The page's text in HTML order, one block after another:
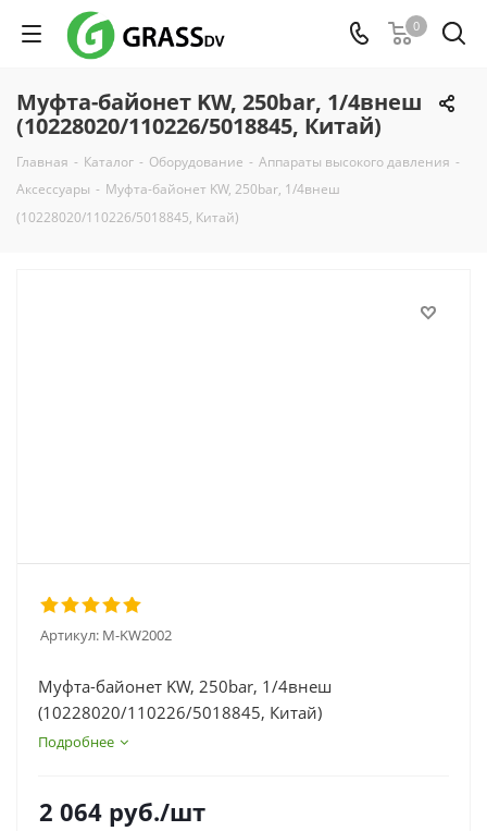
0
Муфта-байонет KW, 250bar, 1/4внеш
(10228020/110226/5018845, Китай)
Главная - Каталог - Оборудование - Аппараты высокого давления -
Аксессуары - Муфта-байонет KW, 250bar, 1/4внеш
(10228020/110226/5018845, Китай)
Артикул: M-KW2002
Муфта-байонет KW, 250bar, 1/4внеш
(10228020/110226/5018845, Китай)
Подробнее
2 064 руб./шт